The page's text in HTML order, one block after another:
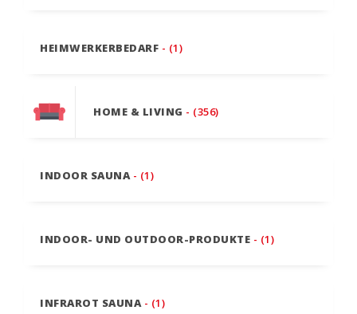
HEIMWERKERBEDARF - (1)
HOME & LIVING - (356)
INDOOR SAUNA - (1)
INDOOR- UND OUTDOOR-PRODUKTE - (1)
INFRAROT SAUNA - (1)